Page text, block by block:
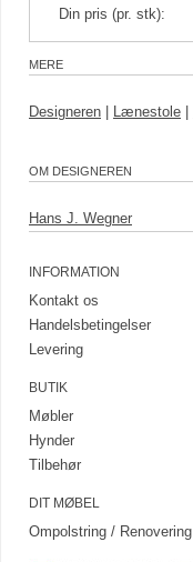
Din pris (pr. stk):
MERE
Designeren Lænestole
OM DESIGNEREN
Hans J. Wegner
INFORMATION
Kontakt os
Handelsbetingelser
Levering
BUTIK
Møbler
Hynder
Tilbehør
DIT MØBEL
Ompolstring / Renovering